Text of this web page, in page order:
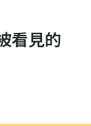
看見的